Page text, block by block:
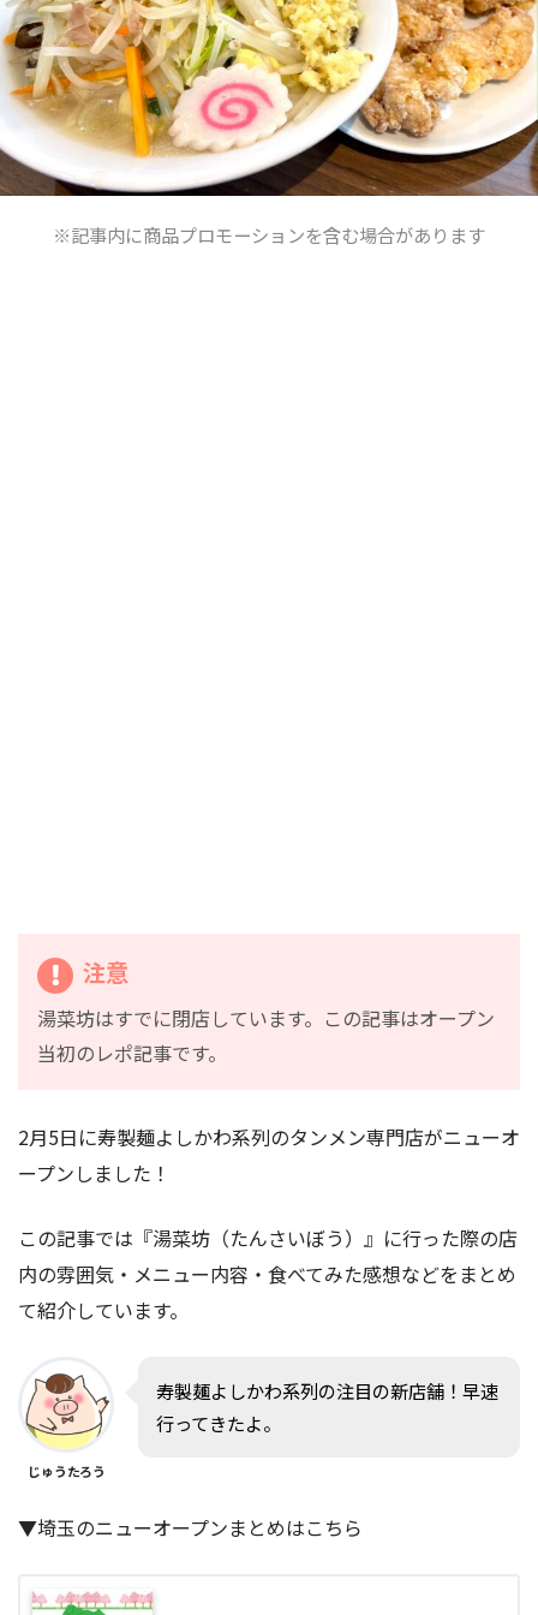
※記事内に商品プロモーションを含む場合があります
注意
湯菜坊はすでに閉店しています。この記事はオープン
当初のレポ記事です。
2月5日に寿製麺よしかわ系列のタンメン専門店がニューオ
ープンしました！
この記事では『湯菜坊（たんさいぼう）』に行った際の店
内の雰囲気・メニュー内容・食べてみた感想などをまとめ
て紹介しています。
じゅうたろう
寿製麺よしかわ系列の注目の新店舗！早速
行ってきたよ。
▼埼玉のニューオープンまとめはこちら